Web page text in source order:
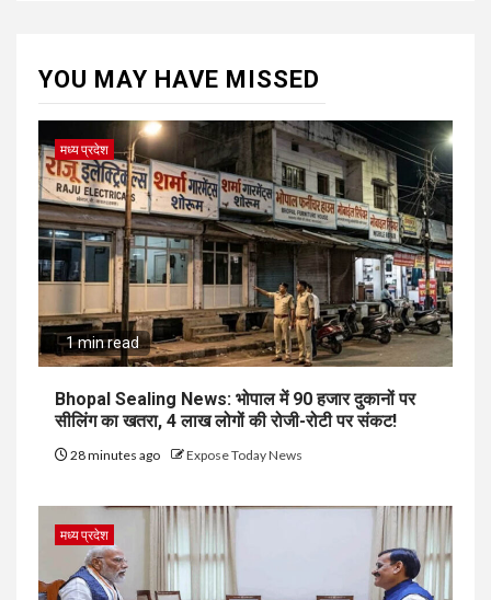
YOU MAY HAVE MISSED
मध्य प्रदेश
1 min read
Bhopal Sealing News: भोपाल में 90 हजार दुकानों पर
सीलिंग का खतरा, 4 लाख लोगों की रोजी-रोटी पर संकट!
28 minutes ago Expose Today News
मध्य प्रदेश